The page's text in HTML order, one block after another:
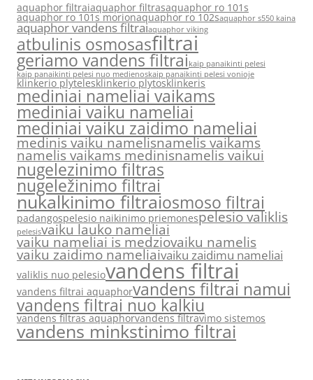
aquaphor filtraiaquaphor filtrasaquaphor ro 101s
aquaphor ro 101s morionaquaphor ro 102saquaphor s550 kaina
aquaphor vandens filtraiaquaphor viking
atbulinis osmosasfiltrai
geriamo vandens filtraikaip panaikinti pelesi
kaip panaikinti pelesi nuo medienoskaip panaikinti pelesi vonioje
klinkerio plytelesklinkerio plytosklinkeris
mediniai nameliai vaikams
mediniai vaiku nameliai
mediniai vaiku zaidimo nameliai
medinis vaiku namelisnamelis vaikams
namelis vaikams medinisnamelis vaikui
nugelezinimo filtras
nugeležinimo filtrai
nukalkinimo filtraiosmoso filtrai
padangospelesio naikinimo priemonespelesio valiklis
pelesisvaiku lauko nameliai
vaiku nameliai is medziovaiku namelis
vaiku zaidimo nameliaivaiku zaidimu nameliai
valiklis nuo pelesiovandens filtrai
vandens filtrai aquaphorvandens filtrai namui
vandens filtrai nuo kalkiu
vandens filtras aquaphorvandens filtravimo sistemos
vandens minkstinimo filtrai